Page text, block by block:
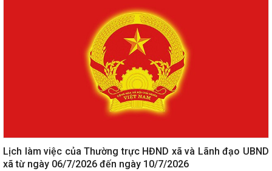
Lịch làm việc của Thường trực HĐND xã và Lãnh đạo UBND
xã từ ngày 06/7/2026 đến ngày 10/7/2026